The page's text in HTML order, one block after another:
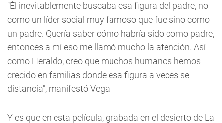
"Él inevitablemente buscaba esa figura del padre, no
como un líder social muy famoso que fue sino como
un padre. Quería saber cómo habría sido como padre,
entonces a mí eso me llamó mucho la atención. Así
como Heraldo, creo que muchos humanos hemos
crecido en familias donde esa figura a veces se
distancia", manifestó Vega.
Y es que en esta película, grabada en el desierto de La